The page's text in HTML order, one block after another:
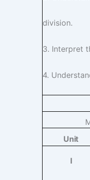
division.
3. Interpret
4.
Unit
I